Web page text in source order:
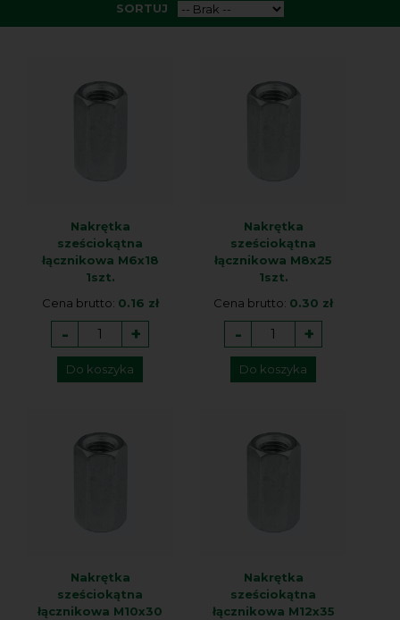
SORTUJ
Nakrętka
sześciokątna
łącznikowa M6x18
1szt.
Cena brutto: 0.16 zł
- +
Do koszyka
Nakrętka
sześciokątna
łącznikowa M8x25
1szt.
Cena brutto: 0.30 zł
- +
Do koszyka
Nakrętka
sześciokątna
łącznikowa M10x30
Nakrętka
sześciokątna
łącznikowa M12x35